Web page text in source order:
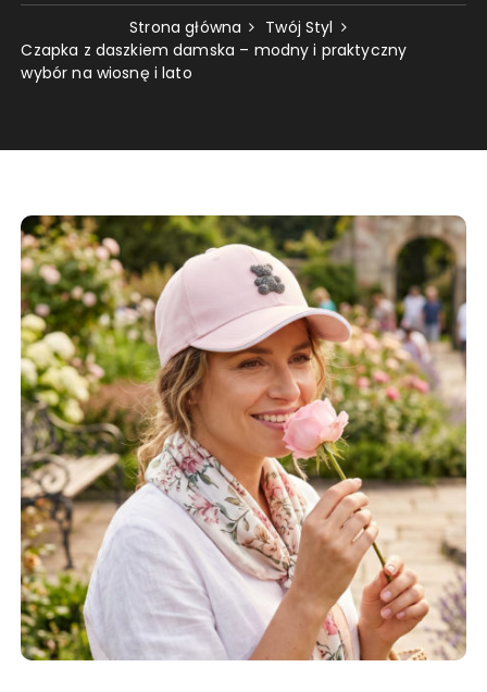
Strona główna
Twój Styl
Czapka z daszkiem damska – modny i praktyczny
wybór na wiosnę i lato